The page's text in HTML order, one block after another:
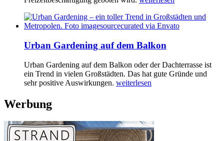
Urban Gardening auf dem Balkon
Urban Gardening auf dem Balkon oder der Dachterrasse ist
ein Trend in vielen Großstädten. Das hat gute Gründe und
sehr positive Auswirkungen. weiterlesen
Werbung